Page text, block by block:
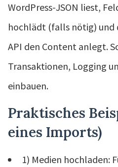
WordPress-JSON liest,
hochlädt (falls nötig) und
API den Content anlegt.
Transaktionen, Logging
einbauen.
Praktisches
eines Imports)
1) Medien hochladen: